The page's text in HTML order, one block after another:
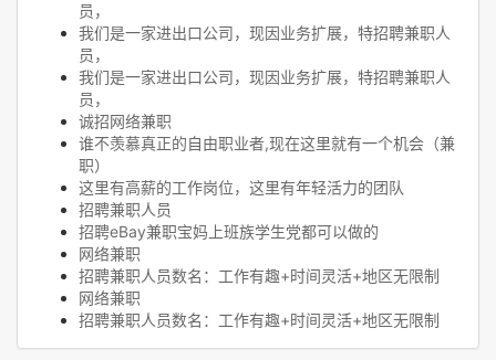
员，
我们是一家进出口公司，现因业务扩展，特招聘兼职人
员，
我们是一家进出口公司，现因业务扩展，特招聘兼职人
员，
诚招网络兼职
谁不羡慕真正的自由职业者,现在这里就有一个机会（兼
职）
这里有高薪的工作岗位，这里有年轻活力的团队
招聘兼职人员
招聘eBay兼职宝妈上班族学生党都可以做的
网络兼职
招聘兼职人员数名：工作有趣+时间灵活+地区无限制
网络兼职
招聘兼职人员数名：工作有趣+时间灵活+地区无限制